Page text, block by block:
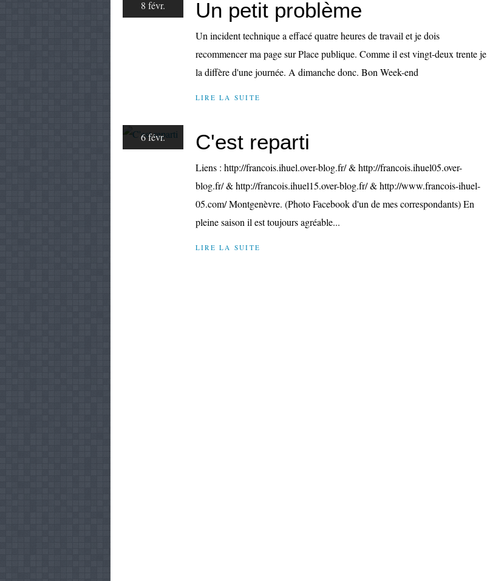
8 févr. Un petit problème
Un incident technique a effacé quatre heures de travail et je dois
recommencer ma page sur Place publique. Comme il est vingt-deux trente je
la diffère d'une journée. A dimanche donc. Bon Week-end
LIRE LA SUITE
6 févr. C'est reparti
Liens : http://francois.ihuel.over-blog.fr/ & http://francois.ihuel05.over-
blog.fr/ & http://francois.ihuel15.over-blog.fr/ & http://www.francois-ihuel-
05.com/ Montgenèvre. (Photo Facebook d'un de mes correspondants) En
pleine saison il est toujours agréable...
LIRE LA SUITE